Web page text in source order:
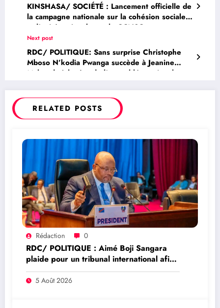
KINSHASA/ SOCIÉTÉ : Lancement officielle de
la campagne nationale sur la cohésion sociale
et l’unité nationale par le CCNSC et son
interface la DYCOD
Next post
RDC/ POLITIQUE: Sans surprise Christophe
Mboso N’kodia Pwanga succède à Jeanine
Mabunda à la tête de l’assemblée nationale
RELATED POSTS
Rédaction 0
RDC/ POLITIQUE : Aimé Boji Sangara
plaide pour un tribunal international afin
de rendre justice aux victimes des conflits
en RDC
5 Août 2026